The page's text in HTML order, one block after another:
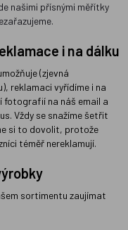
našimi přísnými měřítky
i na dálku
(zjevná
reklamaci vyřídíme i na
fotografií na náš email a
Vždy se snažíme šetřit
si to dovolit, protože
téměř nereklamují.
sortimentu zaujímat